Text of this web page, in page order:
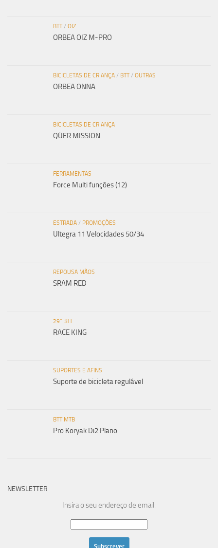
BTT/ OIZ
ORBEA OIZ M-PRO
BICICLETAS DE CRIANÇA / BTT/ OUTRAS
ORBEA ONNA
BICICLETAS DE CRIANÇA
QÜER MISSION
FERRAMENTAS
Force Multi funções (12)
ESTRADA / PROMOÇÕES
Ultegra 11 Velocidades 50/34
REPOUSA MÃOS
SRAM RED
29" BTT
RACE KING
SUPORTES E AFINS
Suporte de bicicleta regulável
BTT MTB
Pro Koryak Di2 Plano
NEWSLETTER
Insira o seu endereço de email: